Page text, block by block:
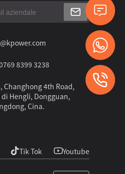
8399 3238
Changhong 4th Road,
Hengli, Dongguan,
Cina.
Tik Tok Youtube